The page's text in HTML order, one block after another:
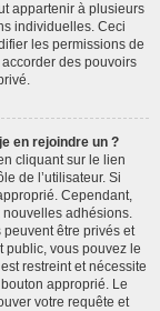
appartenir à plusieurs
individuelles. Ceci
les permissions de
des pouvoirs
en rejoindre un ?
cliquant sur le lien
de l’utilisateur. Si
Cependant,
nouvelles adhésions.
être privés et
public, vous pouvez le
restreint et nécessite
approprié. Le
votre requête et